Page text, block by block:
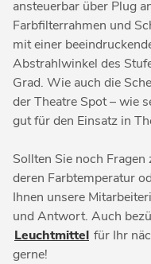
ansteuerbar über Plug
Farbfilterrahmen und
mit einer
Abstrahlwinkel des
Grad. Wie auch die
der Theatre Spot – wie
gut für den Einsatz in
Sollten Sie noch
deren Farbtemperatur
Ihnen unsere
und Antwort. Auch
Leuchtmittel für Ihr
gerne!